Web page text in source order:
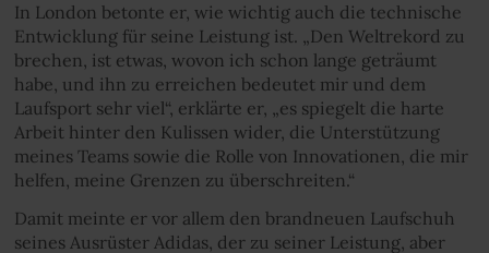
In London betonte er, wie wichtig auch die technische
Entwicklung für seine Leistung ist. „Den Weltrekord zu
brechen, ist etwas, wovon ich schon lange geträumt
habe, und ihn zu erreichen bedeutet mir und dem
Laufsport sehr viel“, erklärte er, „es spiegelt die harte
Arbeit hinter den Kulissen wider, die Unterstützung
meines Teams sowie die Rolle von Innovationen, die mir
helfen, meine Grenzen zu überschreiten.“
Damit meinte er vor allem den brandneuen Laufschuh
seines Ausrüster Adidas, der zu seiner Leistung, aber